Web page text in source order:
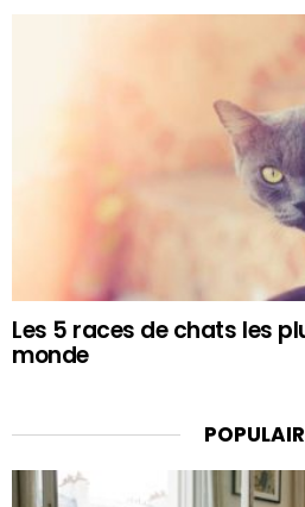
Les 5 races de chats les
monde